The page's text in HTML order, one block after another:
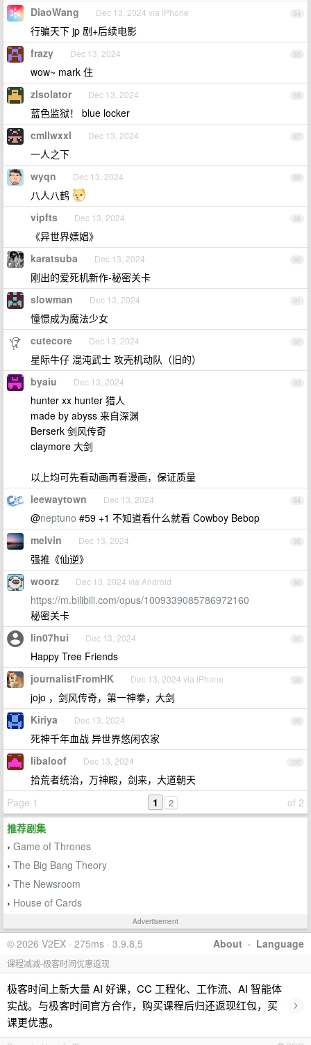
84
DiaoWang Dec 13, 2024 via iPhone
行骗天下 jp 剧+后续电影
85
frazy Dec 13, 2024
wow~ mark 住
86
zlsolator Dec 13, 2024
蓝色监狱！ blue locker
87
cmllwxxl Dec 13, 2024
一人之下
88
wyqn Dec 13, 2024
八人八鹤
89
vipfts Dec 13, 2024
《异世界嫖娼》
90
karatsuba Dec 13, 2024
刚出的爱死机新作-秘密关卡
91
slowman Dec 13, 2024
憧憬成为魔法少女
92
cutecore Dec 13, 2024
星际牛仔 混沌武士 攻壳机动队（旧的）
93
byaiu Dec 13, 2024
hunter xx hunter 猎人
made by abyss 来自深渊
Berserk 剑风传奇
claymore 大剑
以上均可先看动画再看漫画，保证质量
94
leewaytown Dec 13, 2024
@neptuno #59 +1 不知道看什么就看 Cowboy Bebop
95
melvin Dec 13, 2024
强推《仙逆》
96
woorz Dec 13, 2024 via Android
https://m.bilibili.com/opus/1009339085786972160
秘密关卡
97
lin07hui Dec 13, 2024
Happy Tree Friends
98
journalistFromHK Dec 13, 2024 via iPhone
jojo ，剑风传奇，第一神拳，大剑
99
Kiriya Dec 13, 2024
死神千年血战 异世界悠闲农家
100
libaloof Dec 13, 2024
拾荒者统治，万神殿，剑来，大道朝天
Page 1
of 2
1 2
推荐剧集
› Game of Thrones
› The Big Bang Theory
› The Newsroom
› House of Cards
Advertisement
About · Language
© 2026 V2EX · 275ms · 3.9.8.5
课程减减-极客时间优惠返现
极客时间上新大量 AI 好课，CC 工程化、工作流、AI 智能体
实战。与极客时间官方合作，购买课程后归还返现红包，买
课更优惠。
›